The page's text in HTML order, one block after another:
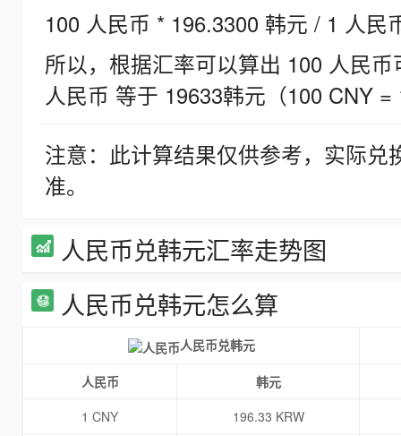
100 人民币 * 196.3300 韩元 / 1 人民
所以，根据汇率可以算出 100 人民
人民币 等于 19633韩元（100 CNY =
注意：此计算结果仅供参考，实际
准。
人民币兑韩元汇率走势图
人民币兑韩元怎么算
人民币兑韩元
人民币
韩元
1 CNY
196.33 KRW